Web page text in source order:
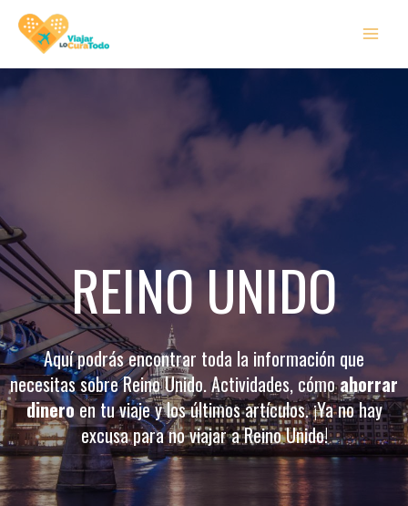
REINO UNIDO
Aquí podrás encontrar toda la información que
necesitas sobre Reino Unido​. Actividades, cómoahorrar
dineroen tu viaje y los últimos artículos. ¡Ya no hay
excusa para no viajar a Reino Unido​!